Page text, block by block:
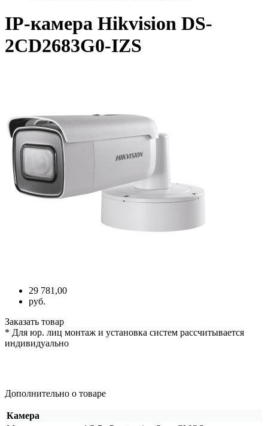
IP-камера Hikvision DS-
2CD2683G0-IZS
29 781,00
руб.
Заказать товар
* Для юр. лиц монтаж и установка систем рассчитывается
индивидуально
Дополнительно о товаре
Камера